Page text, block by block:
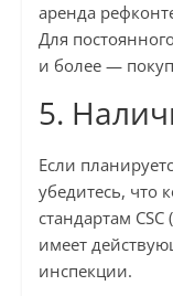
аренда
Для
и более —
5.
Если
убедитесь, что
стандартам
имеет
инспекции.